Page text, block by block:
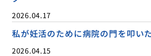
2026.04.17
私が妊活のために病院の門を叩い
2026.04.15